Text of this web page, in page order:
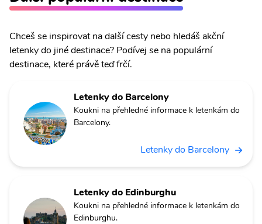
Chceš se inspirovat na další cesty nebo hledáš akční
letenky do jiné destinace? Podívej se na populární
destinace, které právě teď frčí.
Letenky do Barcelony
Koukni na přehledné informace k letenkám do
Barcelony.
Letenky do Barcelony
Letenky do Edinburghu
Koukni na přehledné informace k letenkám do
Edinburghu.